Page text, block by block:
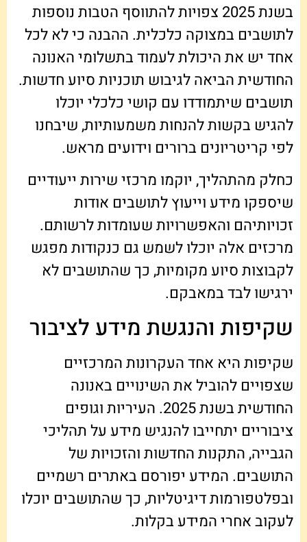
בשנת 2025 צפויות להתווסף הטבות נוספות
לתושבים במצוקה כלכלית. ההבנה כי לא לכל
אחד יש את היכולת לעמוד בתשלומי האנונה
החודשית הביאה לגיבוש תוכניות סיוע חדשות.
תושבים שיתמודדו עם קושי כלכלי יוכלו
להגיש בקשות להנחות משמעותיות, שיבחנו
לפי קריטריונים ברורים וידועים מראש.
כחלק מהתהליך, יוקמו מרכזי שירות ייעודיים
שיספקו מידע וייעוץ לתושבים אודות
זכויותיהם והאפשרויות שעומדות לרשותם.
מרכזים אלה יוכלו לשמש גם כנקודות מפגש
לקבוצות סיוע מקומיות, כך שהתושבים לא
ירגישו לבד במאבקם.
שקיפות והנגשת מידע לציבור
שקיפות היא אחד העקרונות המרכזיים
שצפויים להוביל את השינויים באנונה
החודשית בשנת 2025. העיריות וגופים
ציבוריים יתחייבו להנגיש מידע על תהליכי
הגבייה, התקנות החדשות והזכויות של
התושבים. המידע יפורסם באתרים רשמיים
ובפלטפורמות דיגיטליות, כך שהתושבים יוכלו
לעקוב אחרי המידע בקלות.